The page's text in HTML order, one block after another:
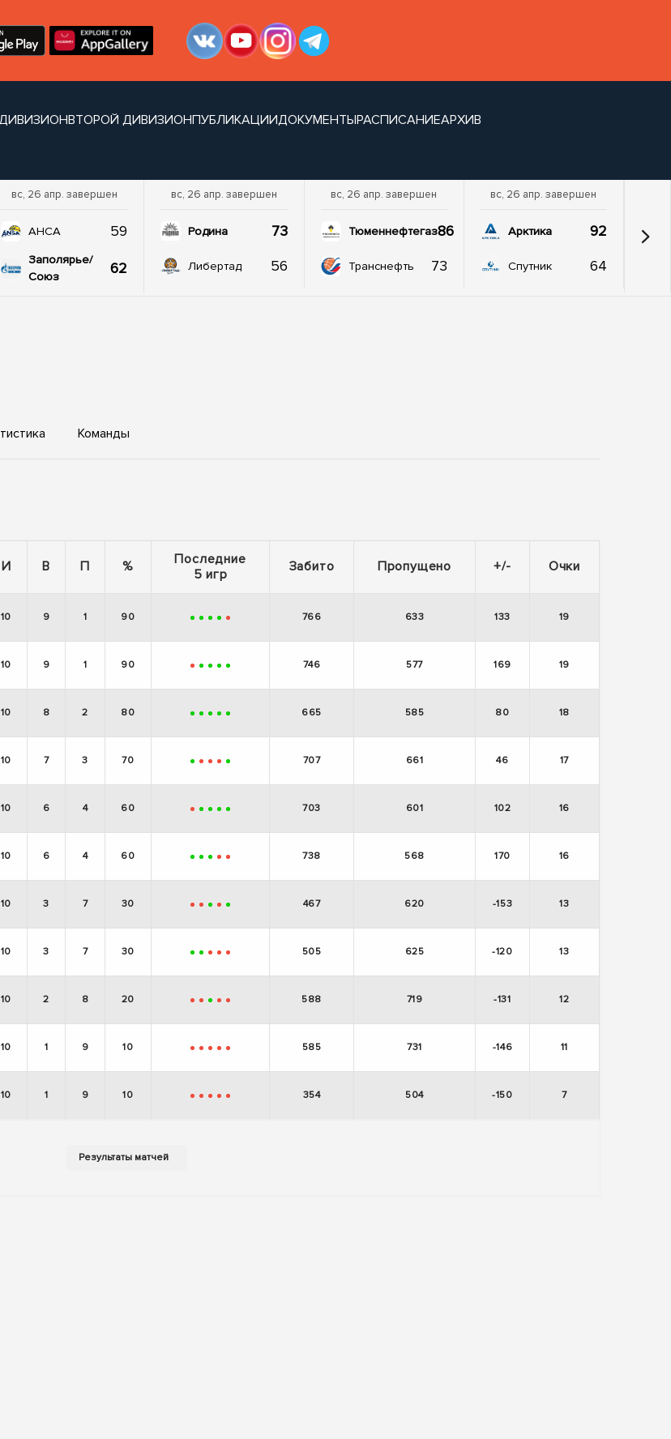
ВТОРОЙ ДИВИЗИОНПУБЛИКАЦИИДОКУМЕНТЫРАСПИСАНИЕАРХИВ
вс, 26 апр. завершен
АНСА 59
Заполярье/
Союз
62
вс, 26 апр. завершен
Родина 73
Либертад 56
вс, 26 апр. завершен
Тюменнефтегаз86
Транснефть 73
вс, 26 апр. завершен
Арктика 92
Спутник 64
Команды
И В П %
Последние
5 игр
Забито Пропущено +/- Очки
10 9 1 90 + + + + - 766 633 133 19
10 9 1 90 - + + + + 746 577 169 19
10 8 2 80 + + + + + 665 585 80 18
10 7 3 70 + - - - + 707 661 46 17
10 6 4 60 - + + + + 703 601 102 16
10 6 4 60 + + + - - 738 568 170 16
10 3 7 30 - - + - + 467 620 -153 13
10 3 7 30 + + - - - 505 625 -120 13
10 2 8 20 - - + - - 588 719 -131 12
10 1 9 10 - - - - - 585 731 -146 11
10 1 9 10 - - - - - 354 504 -150 7